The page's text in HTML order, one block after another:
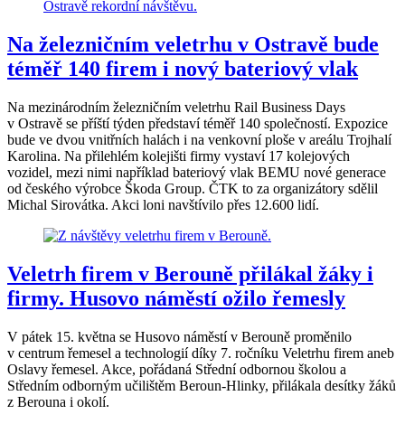
Na železničním veletrhu v Ostravě bude
téměř 140 firem i nový bateriový vlak
Na mezinárodním železničním veletrhu Rail Business Days
v Ostravě se příští týden představí téměř 140 společností. Expozice
bude ve dvou vnitřních halách i na venkovní ploše v areálu Trojhalí
Karolina. Na přilehlém kolejišti firmy vystaví 17 kolejových
vozidel, mezi nimi například bateriový vlak BEMU nové generace
od českého výrobce Škoda Group. ČTK to za organizátory sdělil
Michal Sirovátka. Akci loni navštívilo přes 12.600 lidí.
Veletrh firem v Berouně přilákal žáky i
firmy. Husovo náměstí ožilo řemesly
V pátek 15. května se Husovo náměstí v Berouně proměnilo
v centrum řemesel a technologií díky 7. ročníku Veletrhu firem aneb
Oslavy řemesel. Akce, pořádaná Střední odbornou školou a
Středním odborným učilištěm Beroun-Hlinky, přilákala desítky žáků
z Berouna i okolí.